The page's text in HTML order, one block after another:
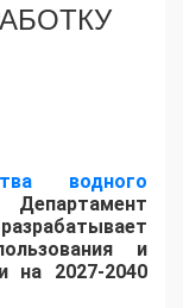
водного
и
на 2027-2040